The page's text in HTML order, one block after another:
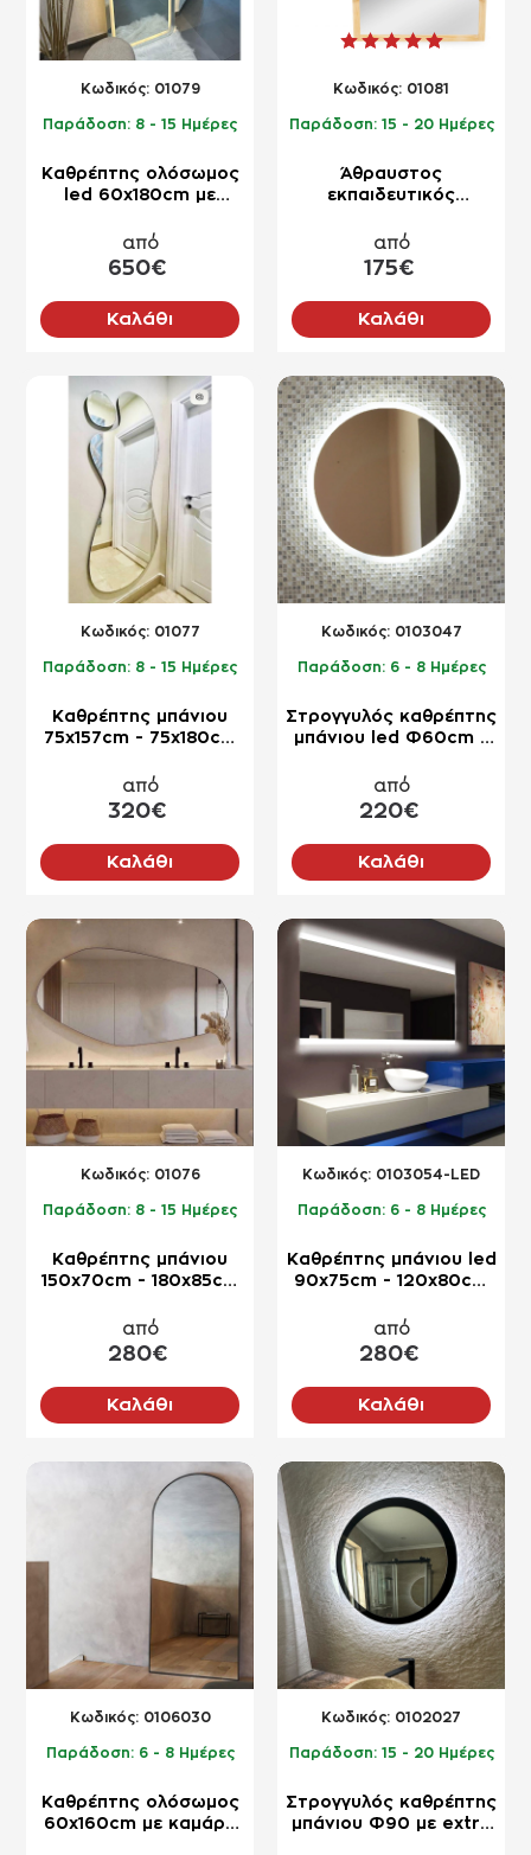
NEO
Kωδικός: 01079
Παράδοση: 8 - 15 Ημέρες
Καθρέπτης ολόσωμος
led 60x180cm με
αμμοβολής
από
650€
Καλάθι
NEO
Kωδικός: 01081
Παράδοση: 15 - 20 Ημέρες
Άθραυστος
εκπαιδευτικός
100x60x8cm Μοντεσόρι
(Montessori)
από
175€
Καλάθι
NEO
Kωδικός: 01077
Παράδοση: 8 - 15 Ημέρες
Καθρέπτης μπάνιου
75x157cm - 75x180cm
από
320€
Καλάθι
NEO
Kωδικός: 0103047
Παράδοση: 6 - 8 Ημέρες
Στρογγυλός καθρέπτης
μπάνιου led Φ60cm -
από
220€
Καλάθι
NEO
Kωδικός: 01076
Παράδοση: 8 - 15 Ημέρες
Καθρέπτης μπάνιου
150x70cm - 180x85cm
από
280€
Καλάθι
NEO
Kωδικός: 0103054-LED
Παράδοση: 6 - 8 Ημέρες
Καθρέπτης μπάνιου led
90x75cm - 120x80cm
πάνω-κάτω
από
280€
Καλάθι
NEO
Kωδικός: 0106030
Παράδοση: 6 - 8 Ημέρες
Καθρέπτης ολόσωμος
60x160cm με καμάρα
NEO
Kωδικός: 0102027
Παράδοση: 15 - 20 Ημέρες
Στρογγυλός καθρέπτης
μπάνιου Φ90 με extra